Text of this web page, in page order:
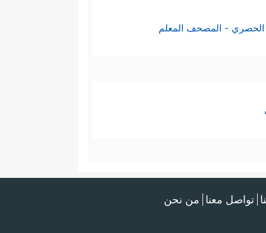
الحصري - المصحف المعلم
تواصل معنا من نحن